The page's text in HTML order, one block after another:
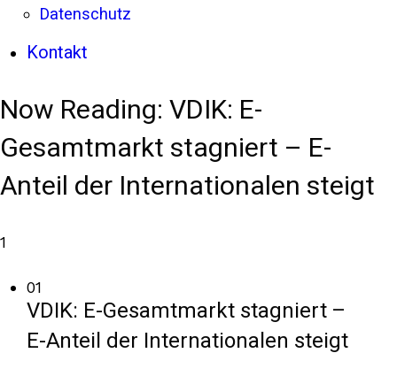
Datenschutz
Kontakt
Now Reading: VDIK: E-
Gesamtmarkt stagniert – E-
Anteil der Internationalen steigt
1
01
VDIK: E-Gesamtmarkt stagniert –
E-Anteil der Internationalen steigt